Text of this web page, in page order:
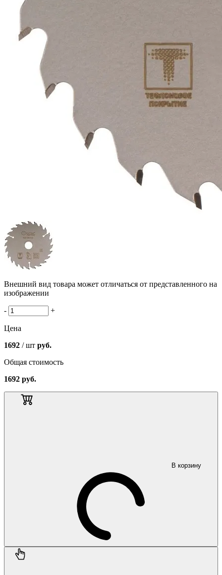
Внешний вид товара может отличаться от представленного на
изображении
- +
Цена
1692 / шт руб.
Общая стоимость
1692 руб.
В корзину